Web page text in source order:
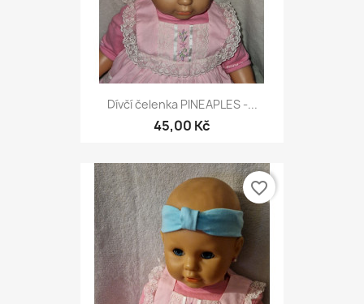
Dívčí čelenka PINEAPLES -...
45,00 Kč
favorite_border